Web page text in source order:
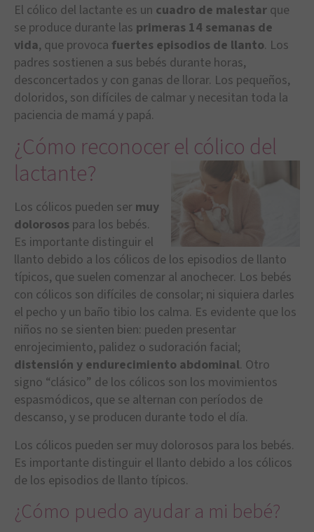
El cólico del lactante es un cuadro de malestar que
se produce durante las primeras 14 semanas de
vida, que provoca fuertes episodios de llanto. Los
padres sostienen a sus bebés durante horas,
desconcertados y con ganas de llorar. Los pequeños,
doloridos, son difíciles de calmar y necesitan toda la
paciencia de mamá y papá.
¿Cómo reconocer el cólico del
lactante?
Los cólicos pueden ser muy
dolorosos para los bebés.
Es importante distinguir el
llanto debido a los cólicos de los episodios de llanto
típicos, que suelen comenzar al anochecer. Los bebés
con cólicos son difíciles de consolar; ni siquiera darles
el pecho y un baño tibio los calma. Es evidente que los
niños no se sienten bien: pueden presentar
enrojecimiento, palidez o sudoración facial;
distensión y endurecimiento abdominal. Otro
signo “clásico” de los cólicos son los movimientos
espasmódicos, que se alternan con períodos de
descanso, y se producen durante todo el día.
Los cólicos pueden ser muy dolorosos para los bebés.
Es importante distinguir el llanto debido a los cólicos
de los episodios de llanto típicos.
¿Cómo puedo ayudar a mi bebé?